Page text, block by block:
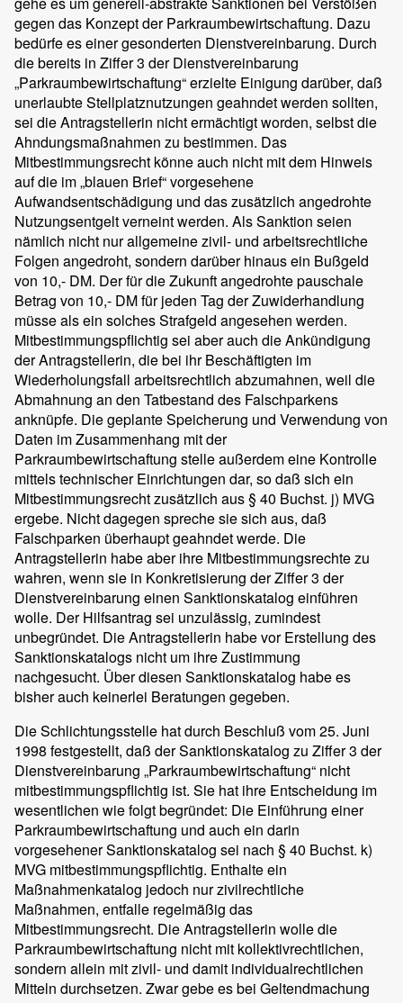
gegen das Konzept der Parkraumbewirtschaftung. Dazu
bedürfe es einer gesonderten Dienstvereinbarung. Durch
die bereits in Ziffer 3 der Dienstvereinbarung
„Parkraumbewirtschaftung“ erzielte Einigung darüber, daß
unerlaubte Stellplatznutzungen geahndet werden sollten,
sei die Antragstellerin nicht ermächtigt worden, selbst die
Ahndungsmaßnahmen zu bestimmen. Das
Mitbestimmungsrecht könne auch nicht mit dem Hinweis
auf die im „blauen Brief“ vorgesehene
Aufwandsentschädigung und das zusätzlich angedrohte
Nutzungsentgelt verneint werden. Als Sanktion seien
nämlich nicht nur allgemeine zivil- und arbeitsrechtliche
Folgen angedroht, sondern darüber hinaus ein Bußgeld
von 10,- DM. Der für die Zukunft angedrohte pauschale
Betrag von 10,- DM für jeden Tag der Zuwiderhandlung
müsse als ein solches Strafgeld angesehen werden.
Mitbestimmungspflichtig sei aber auch die Ankündigung
der Antragstellerin, die bei ihr Beschäftigten im
Wiederholungsfall arbeitsrechtlich abzumahnen, weil die
Abmahnung an den Tatbestand des Falschparkens
anknüpfe. Die geplante Speicherung und Verwendung von
Daten im Zusammenhang mit der
Parkraumbewirtschaftung stelle außerdem eine Kontrolle
mittels technischer Einrichtungen dar, so daß sich ein
Mitbestimmungsrecht zusätzlich aus § 40 Buchst. j) MVG
ergebe. Nicht dagegen spreche sie sich aus, daß
Falschparken überhaupt geahndet werde. Die
Antragstellerin habe aber ihre Mitbestimmungsrechte zu
wahren, wenn sie in Konkretisierung der Ziffer 3 der
Dienstvereinbarung einen Sanktionskatalog einführen
wolle. Der Hilfsantrag sei unzulässig, zumindest
unbegründet. Die Antragstellerin habe vor Erstellung des
Sanktionskatalogs nicht um ihre Zustimmung
nachgesucht. Über diesen Sanktionskatalog habe es
bisher auch keinerlei Beratungen gegeben.
Die Schlichtungsstelle hat durch Beschluß vom 25. Juni
1998 festgestellt, daß der Sanktionskatalog zu Ziffer 3 der
Dienstvereinbarung „Parkraumbewirtschaftung“ nicht
mitbestimmungspflichtig ist. Sie hat ihre Entscheidung im
wesentlichen wie folgt begründet: Die Einführung einer
Parkraumbewirtschaftung und auch ein darin
vorgesehener Sanktionskatalog sei nach § 40 Buchst. k)
MVG mitbestimmungspflichtig. Enthalte ein
Maßnahmenkatalog jedoch nur zivilrechtliche
Maßnahmen, entfalle regelmäßig das
Mitbestimmungsrecht. Die Antragstellerin wolle die
Parkraumbewirtschaftung nicht mit kollektivrechtlichen,
sondern allein mit zivil- und damit individualrechtlichen
Mitteln durchsetzen. Zwar gebe es bei Geltendmachung